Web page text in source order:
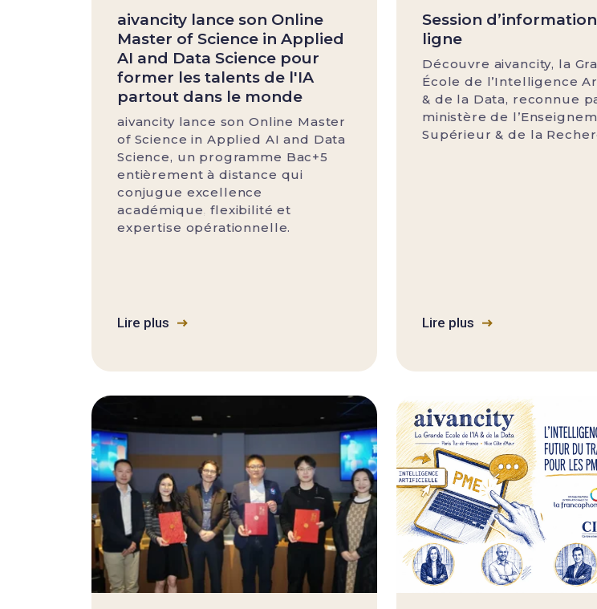
aivancity lance son Online
Master of Science in Applied
AI and Data Science pour
former les talents de l'IA
partout dans le monde
aivancity lance son Online Master
of Science in Applied AI and Data
Science, un programme Bac+5
entièrement à distance qui
conjugue excellence
académique, flexibilité et
expertise opérationnelle.
Lire plus
Session
ligne
Découvre aivancity, la
École de l’Intelligence
& de la Data, reconnue
ministère de
Supérieur & de la
Lire plus